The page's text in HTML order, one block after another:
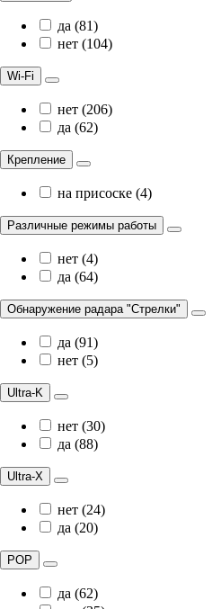
да (81)
нет (104)
Wi-Fi
нет (206)
да (62)
Крепление
на присоске (4)
Различные режимы работы
нет (4)
да (64)
Обнаружение радара "Стрелки"
да (91)
нет (5)
Ultra-K
нет (30)
да (88)
Ultra-X
нет (24)
да (20)
POP
да (62)